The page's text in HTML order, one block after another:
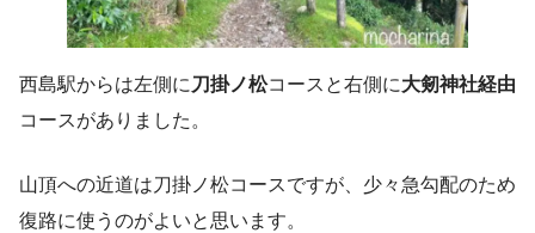
西島駅からは左側に 刀掛ノ松コースと右側に大剱神社経由
コースがありました。
山頂への近道は刀掛ノ松コースですが、少々急勾配のため
復路に使うのがよいと思います。